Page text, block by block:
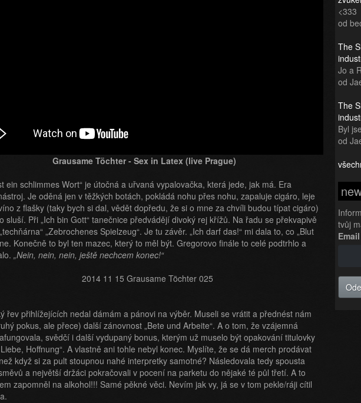
Grausame Töchter - Sex in Latex (live Prague)
ein schlimmes Wort“ je útočná a uřvaná vypalovačka, která jede, jak má. Era
Je oděná jen v těžkých botách, pokládá nohu přes nohu, zapaluje cigáro, leje
z flašky (taky bych si dal, vědět dopředu, že si o mne za chvíli budou típat cigáro)
sluší. Při „Ich bin Gott“ tanečnice předvádějí divoký rej křížů. Na řadu se překvapivě
„Zebrochenes Spielzeug“. Je tu závěr. „Ich darf das!“ mi dala to, co „Blut
Konečně to byl ten mazec, který to měl být. Gregorovo finále to celé podtrhlo a
„Nein, nein, nein, ještě nechcem konec!“
řev přihlížejících nedal dámám a pánovi na výběr. Museli se vrátit a přednést nám
pokus, ale přece) další zánovnost „Bete und Arbeite“. A o tom, že vzájemná
svědčí i další vydupaný bonus, kterým už muselo být opakování titulovky
Hoffnung“. A vlastně ani tohle nebyl konec. Myslíte, že se dá merch prodávat
když si za pult stoupnou nahé interpretky samotné? Následovala tedy spousta
a největší držáci pokračovali v pocení na parketu do nějaké té půl třetí. A to
zapomněl na alkohol!!! Samé pěkné věci. Nevím jak vy, já se v tom pekle/ráji cítil
<333
od
The
Jo a
od
The
Byl
od
tvůj